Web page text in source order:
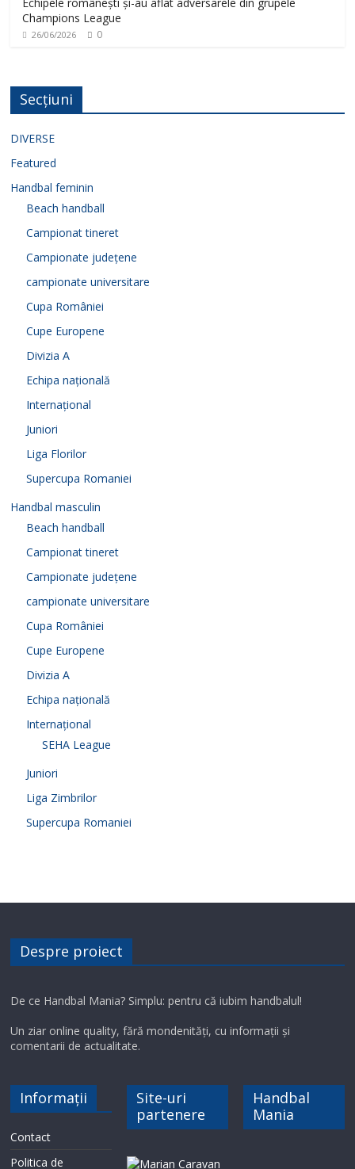
Champions League
26/06/2026 0
Secțiuni
DIVERSE
Featured
Handbal feminin
Beach handball
Campionat tineret
Campionate județene
campionate universitare
Cupa României
Cupe Europene
Divizia A
Echipa națională
Internațional
Juniori
Liga Florilor
Supercupa Romaniei
Handbal masculin
Beach handball
Campionat tineret
Campionate județene
campionate universitare
Cupa României
Cupe Europene
Divizia A
Echipa națională
Internațional
SEHA League
Juniori
Liga Zimbrilor
Supercupa Romaniei
Despre proiect
De ce Handbal Mania? Simplu: pentru că iubim handbalul!
Un ziar online quality, fără mondenități, cu informații și
comentarii de actualitate.
Informații
Contact
Politica de
Site-uri
partenere
Handbal
Mania